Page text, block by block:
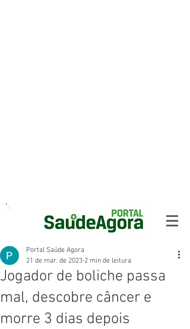
Jogador de boliche passa
mal, descobre câncer e
morre 3 dias depois
Portal Saúde Agora
21 de mar. de 2023 2 min de leitura